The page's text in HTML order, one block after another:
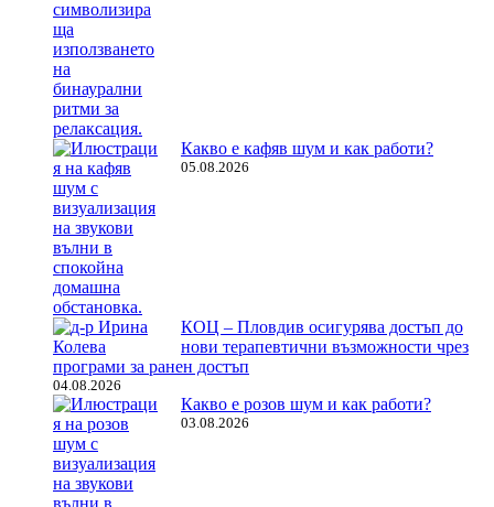
Какво е кафяв шум и как работи?
05.08.2026
КОЦ – Пловдив осигурява достъп до
нови терапевтични възможности чрез
програми за ранен достъп
04.08.2026
Какво е розов шум и как работи?
03.08.2026